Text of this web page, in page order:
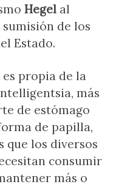
Hegel al
de los
Estado.
propia de la
más
de estómago
de papilla,
que los diversos
consumir
más o